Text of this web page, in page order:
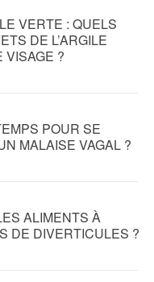
VERTE : QUELS
DE L’ARGILE
VISAGE ?
POUR SE
MALAISE VAGAL ?
ALIMENTS À
DE DIVERTICULES ?